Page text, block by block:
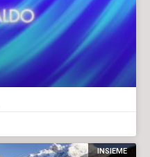
INSIEME